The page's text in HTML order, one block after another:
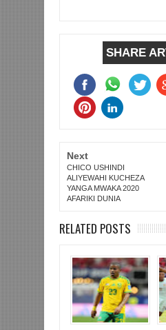
SHARE
Next
CHICO USHINDI
ALIYEWAHI KUCHEZA
YANGA MWAKA 2020
AFARIKI DUNIA
RELATED POSTS